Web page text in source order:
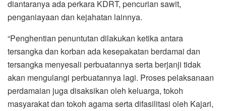
diantaranya ada perkara KDRT, pencurian sawit,
penganiayaan dan kejahatan lainnya.
“Penghentian penuntutan dilakukan ketika antara
tersangka dan korban ada kesepakatan berdamai dan
tersangka menyesali perbuatannya serta berjanji tidak
akan mengulangi perbuatannya lagi. Proses pelaksanaan
perdamaian juga disaksikan oleh keluarga, tokoh
masyarakat dan tokoh agama serta difasilitasi oleh Kajari,